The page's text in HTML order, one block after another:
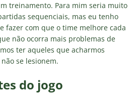
treinamento. Para mim seria muito
sequenciais, mas eu tenho
fazer com que o time melhore cada
não ocorra mais problemas de
ter aqueles que acharmos
se lesionem.
do jogo